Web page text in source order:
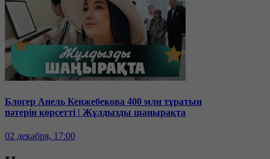
Блогер Анель Кенжебекова 400 млн тұратын
пәтерін көрсетті | Жұлдызды шаңырақта
02 декабря, 17:00